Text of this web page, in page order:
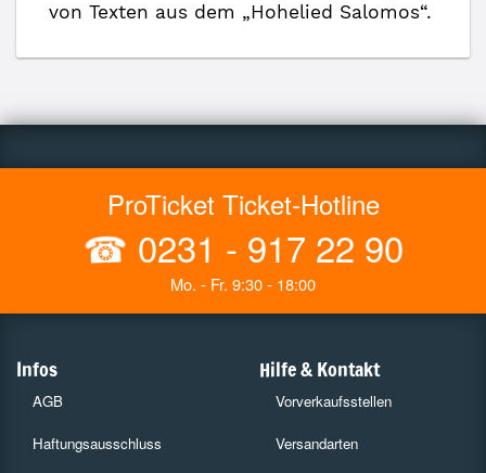
von Texten aus dem „Hohelied Salomos“.
ProTicket Ticket-Hotline
☎ 0231 - 917 22 90
Mo. - Fr. 9:30 - 18:00
Infos
AGB
Haftungsausschluss
Hilfe & Kontakt
Vorverkaufsstellen
Versandarten